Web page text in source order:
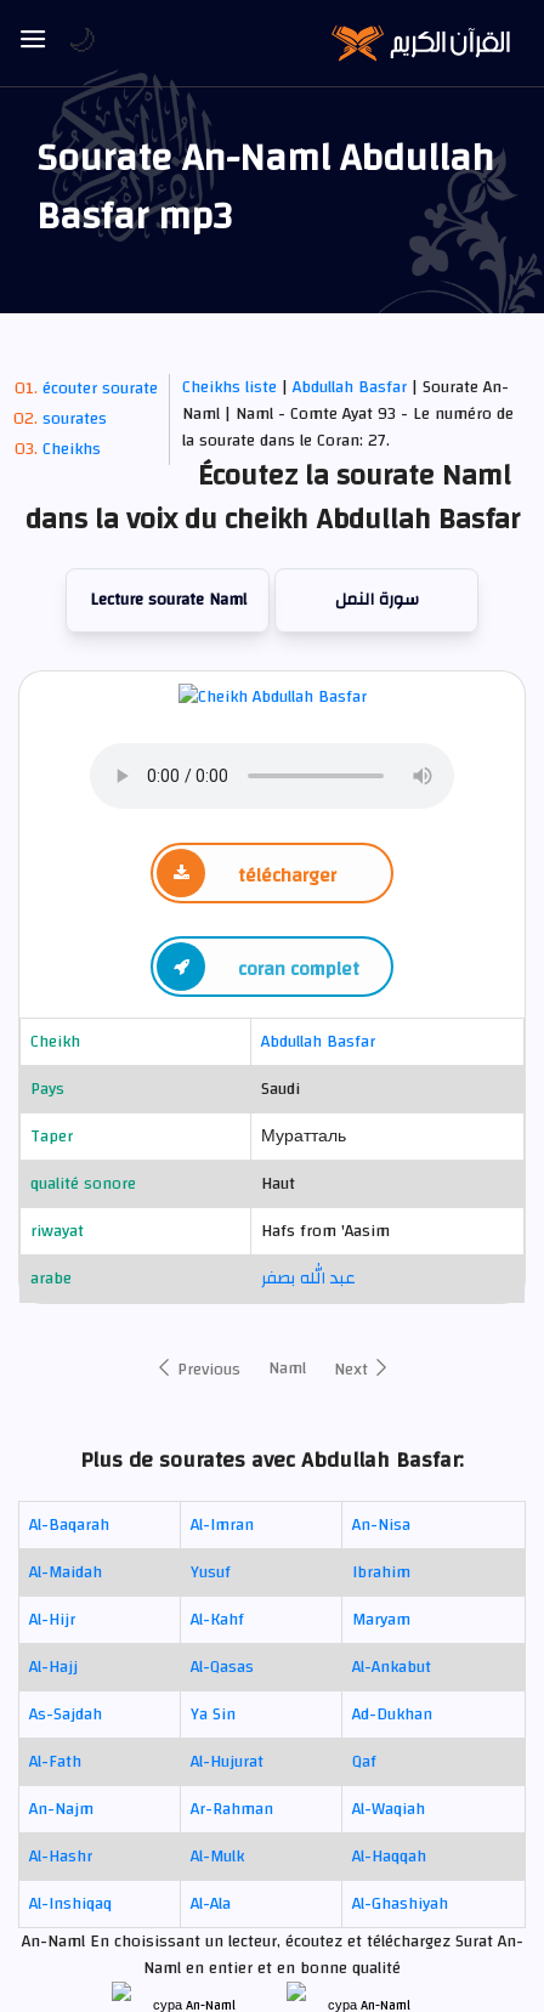
Sourate An-Naml Abdullah
Basfar mp3
écouter sourate
sourates
Cheikhs
Cheikhs liste |Abdullah Basfar| Sourate An-
Naml | Naml - Comte Ayat 93 - Le numéro de
la sourate dans le Coran: 27.
Écoutez la sourate Naml
dans la voix du cheikh Abdullah Basfar
Lecture sourate Naml سورة النمل
télécharger
coran complet
Cheikh
Abdullah Basfar
Pays
Saudi
Taper
Муратталь
qualité sonore
Haut
riwayat
Hafs from 'Aasim
arabe
عبد الله بصفر
Previous Naml Next
Plus de sourates avec Abdullah Basfar:
Al-Baqarah Al-Imran
An-Nisa
Al-Maidah
Yusuf
Ibrahim
Al-Hijr
Al-Kahf
Maryam
Al-Hajj
Al-Qasas
Al-Ankabut
As-Sajdah
Ya Sin
Ad-Dukhan
Al-Fath
Al-Hujurat
Qaf
An-Najm
Ar-Rahman
Al-Waqiah
Al-Hashr
Al-Mulk
Al-Haqqah
Al-Inshiqaq
Al-Ala
Al-Ghashiyah
An-Naml En choisissant un lecteur, écoutez et téléchargez Surat An-
Naml en entier et en bonne qualité
🌙